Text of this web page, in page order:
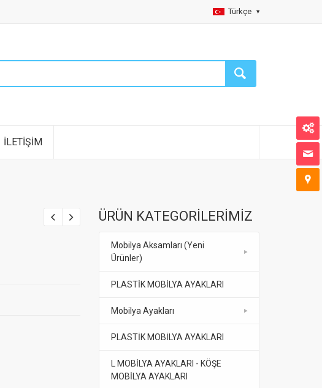
Türkçe
İLETİŞİM
ÜRÜN KATEGORİLERİMİZ
Mobilya Aksamları (Yeni
Ürünler)
PLASTİK MOBİLYA AYAKLARI
Mobilya Ayakları
PLASTİK MOBİLYA AYAKLARI
L MOBİLYA AYAKLARI - KÖŞE
MOBİLYA AYAKLARI